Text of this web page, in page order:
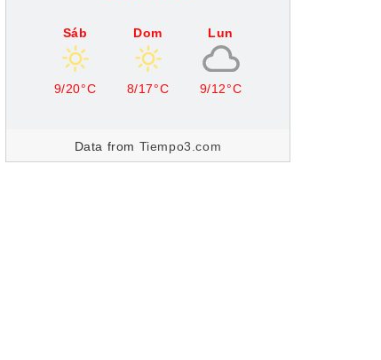
Sáb
9/20°C
Dom
8/17°C
Lun
9/12°C
Data from Tiempo3.com